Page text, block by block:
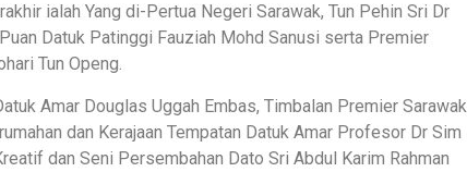
ialah Yang di-Pertua Negeri Sarawak, Tun Pehin Sri Dr
Datuk Patinggi Fauziah Mohd Sanusi serta Premier
Tun Openg.
Amar Douglas Uggah Embas, Timbalan Premier Sarawak
dan Kerajaan Tempatan Datuk Amar Profesor Dr Sim
dan Seni Persembahan Dato Sri Abdul Karim Rahman